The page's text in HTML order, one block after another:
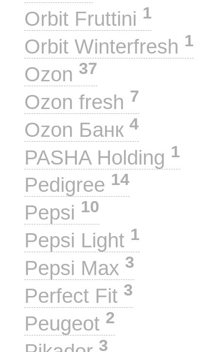
Orbit Fruttini 1
Orbit Winterfresh 1
Ozon 37
Ozon fresh 7
Ozon Банк 4
PASHA Holding 1
Pedigree 14
Pepsi 10
Pepsi Light 1
Pepsi Max 3
Perfect Fit 3
Peugeot 2
3